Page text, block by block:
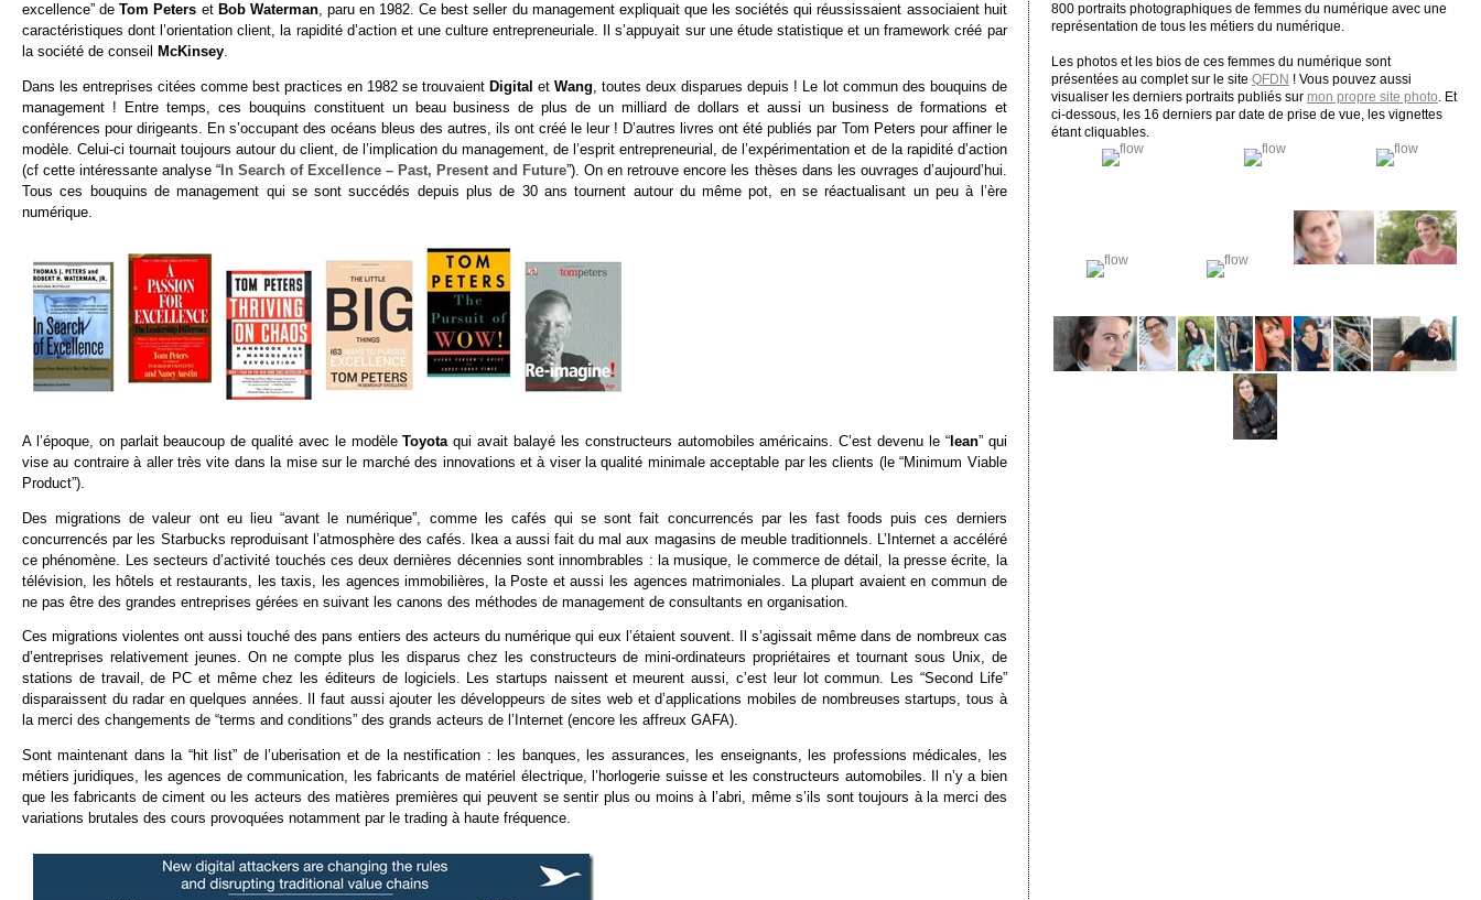
excellence” deTom Peters et Bob Waterman, paru en 1982. Ce best seller du management expliquait que les sociétés qui réussissaient associaient huit
caractéristiques dont l’orientation client, la rapidité d’action et une culture entrepreneuriale. Il s’appuyait sur une étude statistique et un framework créé par
la société de conseil
McKinsey.
Dans les entreprises citées comme best practices en 1982 se trouvaient Digital etWang, toutes deux disparues depuis ! Le lot commun des bouquins de
management ! Entre temps, ces bouquins constituent un beau business de plus de un milliard de dollars et aussi un business de formations et
conférences pour dirigeants. En s’occupant des océans bleus des autres, ils ont créé le leur ! D’autres livres ont été publiés par Tom Peters pour affiner le
modèle. Celui-ci tournait toujours autour du client, de l’implication du management, de l’esprit entrepreneurial, de l’expérimentation et de la rapidité d’action
(cf cette intéressante analyse “ In Search of Excellence – Past, Present and Future”). On en retrouve encore les thèses dans les ouvrages d’aujourd’hui.
Tous ces bouquins de management qui se sont succédés depuis plus de 30 ans tournent autour du même pot, en se réactualisant un peu à l’ère
numérique.
A l’époque, on parlait beaucoup de qualité avec le modèleToyotaqui avait balayé les constructeurs automobiles américains. C’est devenu le “lean” qui
vise au contraire à aller très vite dans la mise sur le marché des innovations et à viser la qualité minimale acceptable par les clients (le “Minimum Viable
Product”).
Des migrations de valeur ont eu lieu “avant le numérique”, comme les cafés qui se sont fait concurrencés par les fast foods puis ces derniers
concurrencés par les Starbucks reproduisant l’atmosphère des cafés. Ikea a aussi fait du mal aux magasins de meuble traditionnels. L’Internet a accéléré
ce phénomène. Les secteurs d’activité touchés ces deux dernières décennies sont innombrables : la musique, le commerce de détail, la presse écrite, la
télévision, les hôtels et restaurants, les taxis, les agences immobilières, la Poste et aussi les agences matrimoniales. La plupart avaient en commun de
ne pas être des grandes entreprises gérées en suivant les canons des méthodes de management de consultants en organisation.
Ces migrations violentes ont aussi touché des pans entiers des acteurs du numérique qui eux l’étaient souvent. Il s’agissait même dans de nombreux cas
d’entreprises relativement jeunes. On ne compte plus les disparus chez les constructeurs de mini-ordinateurs propriétaires et tournant sous Unix, de
stations de travail, de PC et même chez les éditeurs de logiciels. Les startups naissent et meurent aussi, c’est leur lot commun. Les “Second Life”
disparaissent du radar en quelques années. Il faut aussi ajouter les développeurs de sites web et d’applications mobiles de nombreuses startups, tous à
la merci des changements de “terms and conditions” des grands acteurs de l’Internet (encore les affreux GAFA).
Sont maintenant dans la “hit list” de l’uberisation et de la nestification : les banques, les assurances, les enseignants, les professions médicales, les
métiers juridiques, les agences de communication, les fabricants de matériel électrique, l’horlogerie suisse et les constructeurs automobiles. Il n’y a bien
que les fabricants de ciment ou les acteurs des matières premières qui peuvent se sentir plus ou moins à l’abri, même s’ils sont toujours à la merci des
variations brutales des cours provoquées notamment par le trading à haute fréquence.
800 portraits photographiques de femmes du numérique avec une
représentation de tous les métiers du numérique.
Les photos et les bios de ces femmes du numérique sont
présentées au complet sur le site QFDN ! Vous pouvez aussi
visualiser les derniers portraits publiés sur mon propre site photo . Et
ci-dessous, les 16 derniers par date de prise de vue, les vignettes
étant cliquables.